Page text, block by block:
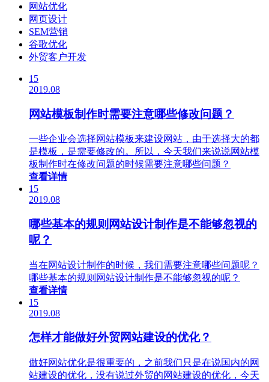
网站优化
网页设计
SEM营销
谷歌优化
外贸客户开发
15
2019.08
网站模板制作时需要注意哪些修改问题？
一些企业会选择网站模板来建设网站，由于选择大的都
是模板，是需要修改的。所以，今天我们来说说网站模
板制作时在修改问题的时候需要注意哪些问题？
查看详情
15
2019.08
哪些基本的规则网站设计制作是不能够忽视的
呢？
当在网站设计制作的时候，我们需要注意哪些问题呢？
哪些基本的规则网站设计制作是不能够忽视的呢？
查看详情
15
2019.08
怎样才能做好外贸网站建设的优化？
做好网站优化是很重要的，之前我们只是在说国内的网
站建设的优化，没有说过外贸的网站建设的优化，今天